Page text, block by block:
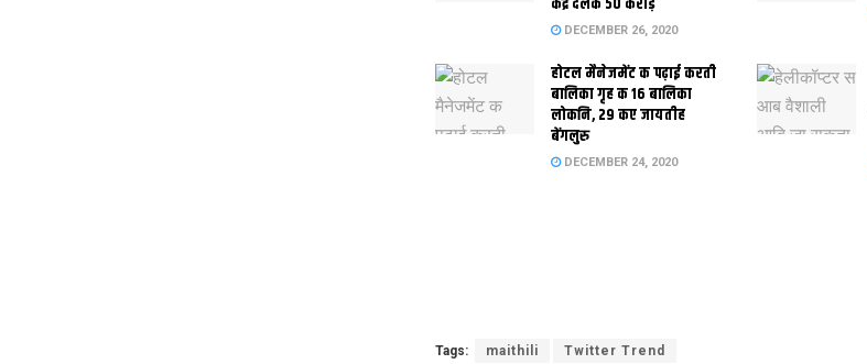
DECEMBER 26, 2020
होटल मैनेजमेंट क पढ़ाई करती
बालिका गृह क 16 बालिका
लोकनि, 29 कए जायतीह
बेंगलुरु
DECEMBER 24, 2020
Tags: maithili Twitter Trend